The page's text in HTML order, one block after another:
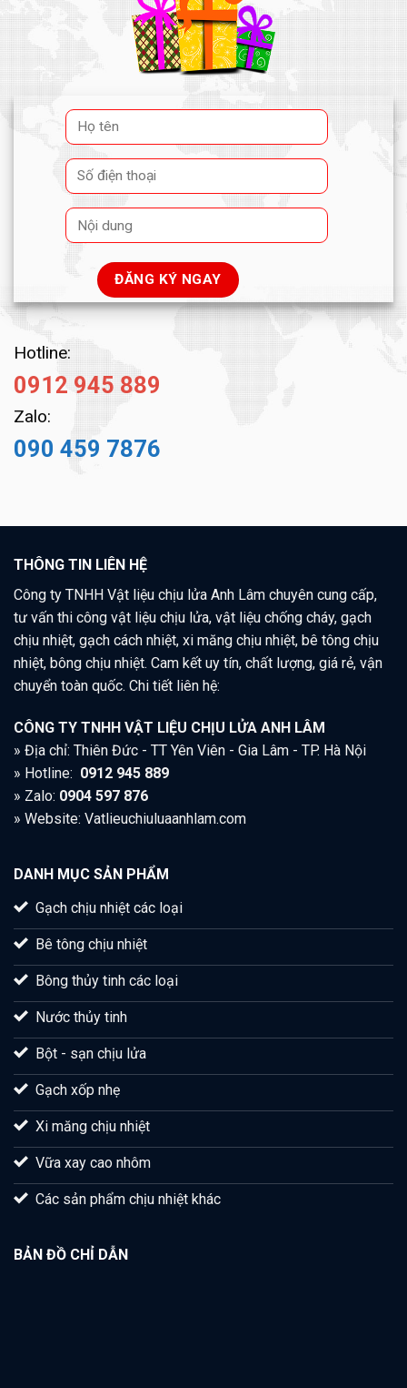
Hotline:
0912 945 889
Zalo:
090 459 7876
THÔNG TIN LIÊN HỆ
Công ty TNHH Vật liệu chịu lửa Anh Lâm chuyên cung cấp,
tư vấn thi công vật liệu chịu lửa, vật liệu chống cháy, gạch
chịu nhiệt, gạch cách nhiệt, xi măng chịu nhiệt, bê tông chịu
nhiệt, bông chịu nhiệt. Cam kết uy tín, chất lượng, giá rẻ, vận
chuyển toàn quốc. Chi tiết liên hệ:
CÔNG TY TNHH VẬT LIỆU CHỊU LỬA ANH LÂM
» Địa chỉ: Thiên Đức - TT Yên Viên - Gia Lâm - TP. Hà Nội
» Hotline: 0912 945 889
» Zalo: 0904 597 876
» Website: Vatlieuchiuluaanhlam.com
DANH MỤC SẢN PHẨM
Gạch chịu nhiệt các loại
Bê tông chịu nhiệt
Bông thủy tinh các loại
Nước thủy tinh
Bột - sạn chịu lửa
Gạch xốp nhẹ
Xi măng chịu nhiệt
Vữa xay cao nhôm
Các sản phẩm chịu nhiệt khác
BẢN ĐỒ CHỈ DẪN